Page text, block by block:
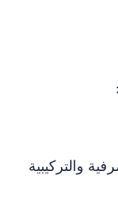
والتركيبية